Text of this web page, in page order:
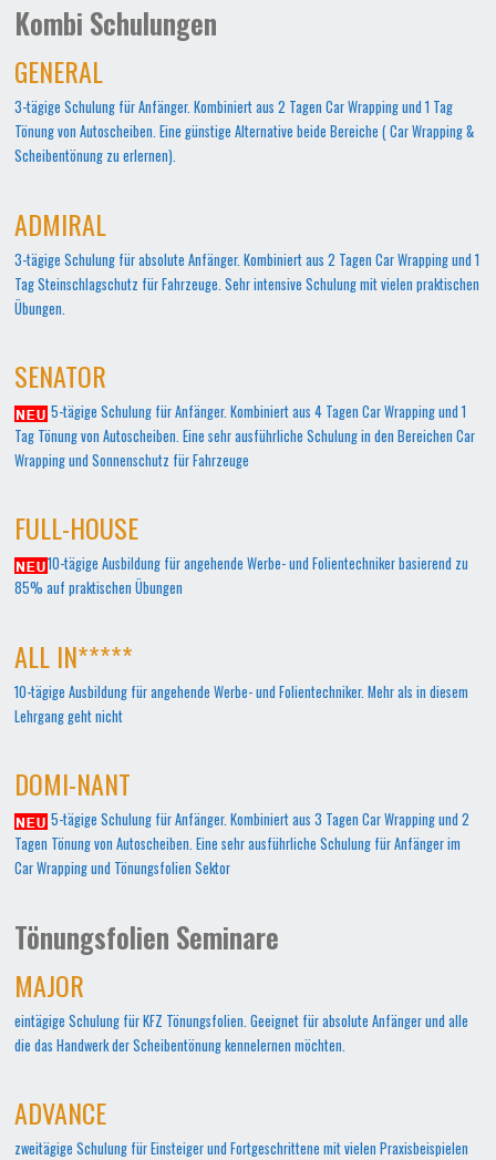
Kombi Schulungen
GENERAL
3-tägige Schulung für Anfänger. Kombiniert aus 2 Tagen Car Wrapping und 1 Tag
Tönung von Autoscheiben. Eine günstige Alternative beide Bereiche ( Car Wrapping &
Scheibentönung zu erlernen).
ADMIRAL
3-tägige Schulung für absolute Anfänger. Kombiniert aus 2 Tagen Car Wrapping und 1
Tag Steinschlagschutz für Fahrzeuge. Sehr intensive Schulung mit vielen praktischen
Übungen.
SENATOR
5-tägige Schulung für Anfänger. Kombiniert aus 4 Tagen Car Wrapping und 1
Tag Tönung von Autoscheiben. Eine sehr ausführliche Schulung in den Bereichen Car
Wrapping und Sonnenschutz für Fahrzeuge
FULL-HOUSE
10-tägige Ausbildung für angehende Werbe- und Folientechniker basierend zu
85% auf praktischen Übungen
ALL IN*****
10-tägige Ausbildung für angehende Werbe- und Folientechniker. Mehr als in diesem
Lehrgang geht nicht
DOMI-NANT
5-tägige Schulung für Anfänger. Kombiniert aus 3 Tagen Car Wrapping und 2
Tagen Tönung von Autoscheiben. Eine sehr ausführliche Schulung für Anfänger im
Car Wrapping und Tönungsfolien Sektor
Tönungsfolien Seminare
MAJOR
eintägige Schulung für KFZ Tönungsfolien. Geeignet für absolute Anfänger und alle
die das Handwerk der Scheibentönung kennelernen möchten.
ADVANCE
zweitägige Schulung für Einsteiger und Fortgeschrittene mit vielen Praxisbeispielen